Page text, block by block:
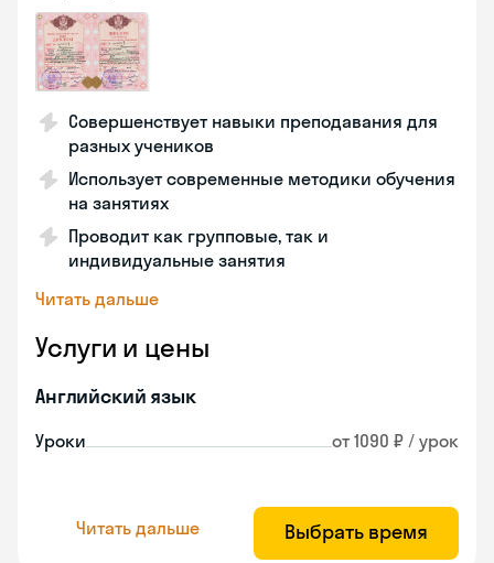
Совершенствует навыки преподавания для
разных учеников
Использует современные методики обучения
на занятиях
Проводит как групповые, так и
индивидуальные занятия
Читать дальше
Услуги и цены
Английский язык
Уроки от 1090 ₽ / урок
Читать дальше Выбрать время